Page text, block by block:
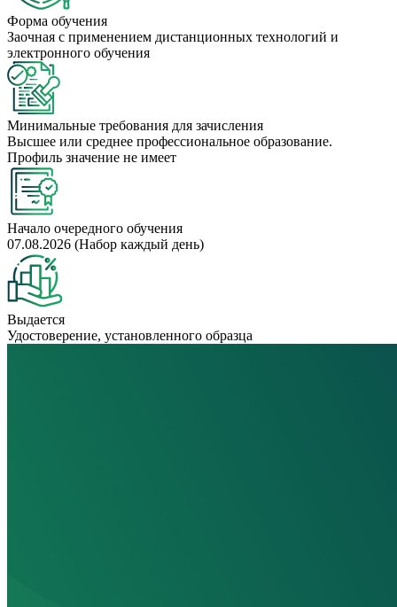
Форма обучения
Заочная с применением дистанционных технологий и
электронного обучения
Минимальные требования для зачисления
Высшее или среднее профессиональное образование.
Профиль значение не имеет
Начало очередного обучения
07.08.2026 (Набор каждый день)
Выдается
Удостоверение, установленного образца